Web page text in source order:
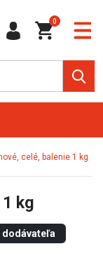
0
celé, balenie 1 kg
kg
dodávateľa